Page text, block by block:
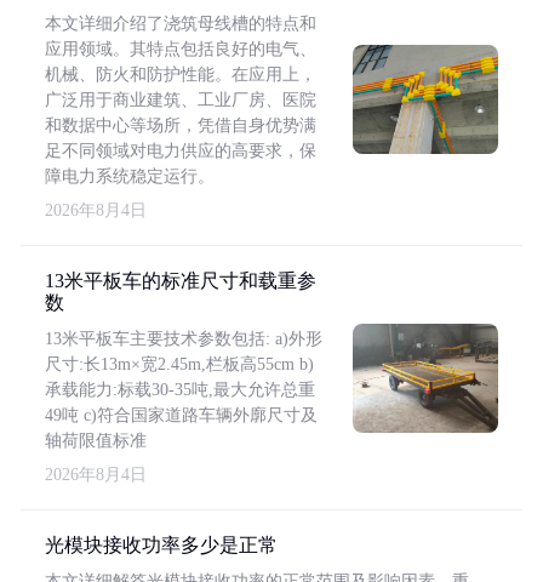
本文详细介绍了浇筑母线槽的特点和
应用领域。其特点包括良好的电气、
机械、防火和防护性能。在应用上，
广泛用于商业建筑、工业厂房、医院
和数据中心等场所，凭借自身优势满
足不同领域对电力供应的高要求，保
障电力系统稳定运行。
2026年8月4日
13米平板车的标准尺寸和载重参
数
13米平板车主要技术参数包括: a)外形
尺寸:长13m×宽2.45m,栏板高55cm b)
承载能力:标载30-35吨,最大允许总重
49吨 c)符合国家道路车辆外廓尺寸及
轴荷限值标准
2026年8月4日
光模块接收功率多少是正常